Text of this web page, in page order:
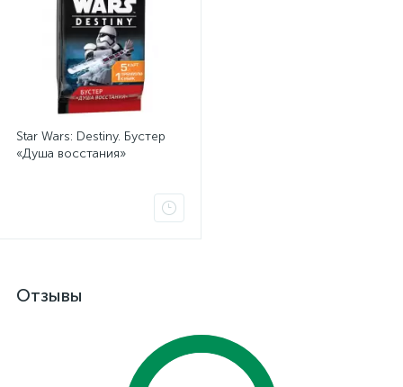
Star Wars: Destiny. Бустер
«Душа восстания»
Отзывы